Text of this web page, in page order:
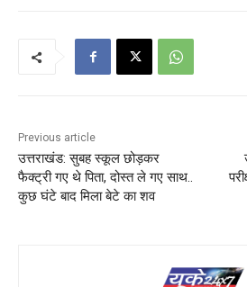
Previous article
उत्तराखंड: सुबह स्कूल छोड़कर
फैक्ट्री गए थे पिता, दोस्त ले गए साथ..
कुछ घंटे बाद मिला बेटे का शव